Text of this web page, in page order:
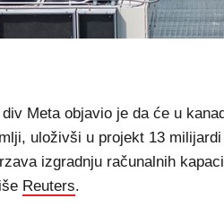
Meta objavio je da će u
uloživši u projekt 13
izgradnju računalnih
Reuters.